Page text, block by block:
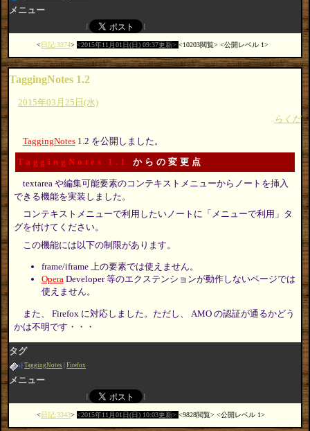
メニュー
日記:3374 2015年11月01日(日) 09:37更新 10203閲覧 公開レベル 1
TaggingNotes 1.2
2015年03月25日(水)
らくだ
TaggingNotes1.2 を公開しました。
TaggingNotes 1.1 からの変更点
textarea や編集可能要素のコンテキストメニューからノートを挿入
できる機能を実装しました。
コンテキストメニューで利用したいノートに「メニューで利用」タ
グを付けてください。
この機能には以下の制限があります。
frame/iframe 上の要素では使えません。
Opera Developer 等のエクステンションが動作しないページでは
使えません。
また、 Firefox に対応しました。ただし、 AMO の認証が通るかどう
かは不明です・・・
タグ
TaggingNotes Firefox
メニュー
日記:3343 2015年11月01日(日) 10:03更新 9828閲覧 公開レベル 1